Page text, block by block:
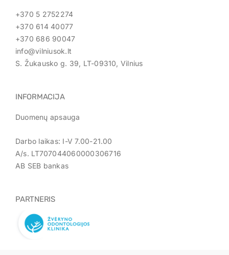
+370 5 2752274
+370 614 40077
+370 686 90047
info@vilniusok.lt
S. Žukausko g. 39, LT-09310, Vilnius
INFORMACIJA
Duomenų apsauga
Darbo laikas: I-V 7.00-21.00
A/s. LT707044060000306716
AB SEB bankas
PARTNERIS